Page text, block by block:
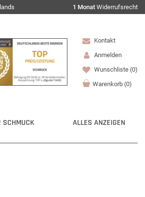
1 Monat Widerrufsrecht
Kontakt
Anmelden
Wunschliste (0)
Warenkorb (0)
SCHMUCK ALLES ANZEIGEN